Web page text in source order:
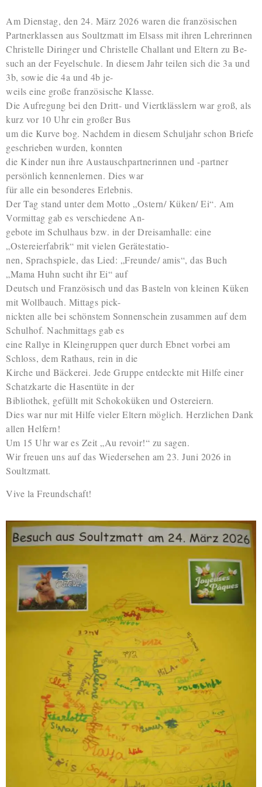
Am Dienstag, den 24. März 2026 waren die französischen
Partnerklassen aus Soultzmatt im Elsass mit ihren Lehrerinnen
Christelle Diringer und Christelle Challant und Eltern zu Be-
such an der Feyelschule. In diesem Jahr teilen sich die 3a und
3b, sowie die 4a und 4b je-
weils eine große französische Klasse.
Die Aufregung bei den Dritt- und Viertklässlern war groß, als
kurz vor 10 Uhr ein großer Bus
um die Kurve bog. Nachdem in diesem Schuljahr schon Briefe
geschrieben wurden, konnten
die Kinder nun ihre Austauschpartnerinnen und -partner
persönlich kennenlernen. Dies war
für alle ein besonderes Erlebnis.
Der Tag stand unter dem Motto „Ostern/ Küken/ Ei“. Am
Vormittag gab es verschiedene An-
gebote im Schulhaus bzw. in der Dreisamhalle: eine
„Ostereierfabrik“ mit vielen Gerätestatio-
nen, Sprachspiele, das Lied: „Freunde/ amis“, das Buch
„Mama Huhn sucht ihr Ei“ auf
Deutsch und Französisch und das Basteln von kleinen Küken
mit Wollbauch. Mittags pick-
nickten alle bei schönstem Sonnenschein zusammen auf dem
Schulhof. Nachmittags gab es
eine Rallye in Kleingruppen quer durch Ebnet vorbei am
Schloss, dem Rathaus, rein in die
Kirche und Bäckerei. Jede Gruppe entdeckte mit Hilfe einer
Schatzkarte die Hasentüte in der
Bibliothek, gefüllt mit Schokoküken und Ostereiern.
Dies war nur mit Hilfe vieler Eltern möglich. Herzlichen Dank
allen Helfern!
Um 15 Uhr war es Zeit „Au revoir!“ zu sagen.
Wir freuen uns auf das Wiedersehen am 23. Juni 2026 in
Soultzmatt.
Vive la Freundschaft!